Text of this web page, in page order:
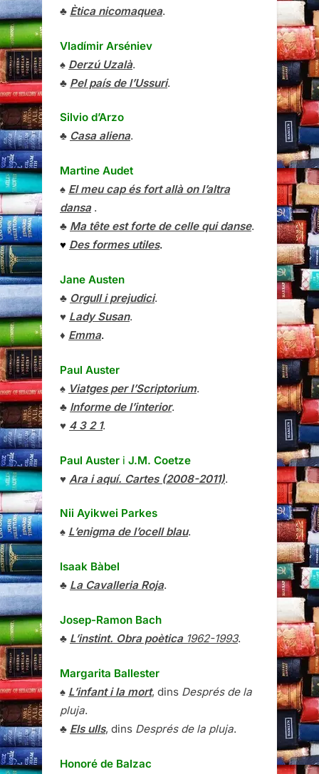
♣ Ètica nicomaquea.
Vladímir Arséniev
♠ Derzú Uzalà.
♣ Pel país de l’Ussuri.
Silvio d’Arzo
♣ Casa aliena.
Martine Audet
♠ El meu cap és fort allà on l’altra
dansa.
♣ Ma tête est forte de celle qui danse.
♥ Des formes utiles.
Jane Austen
♣ Orgull i prejudici.
♥ Lady Susan.
♦ Emma.
Paul Auster
♠ Viatges per l’Scriptorium.
♣ Informe de l’interior.
♥ 4 3 2 1.
Paul Auster i J.M. Coetze
♥ Ara i aquí. Cartes (2008-2011).
Nii Ayikwei Parkes
♠ L’enigma de l’ocell blau.
Isaak Bàbel
♣ La Cavalleria Roja.
Josep-Ramon Bach
♣ L’instint. Obra poètica1962-1993.
Margarita Ballester
♠ L’infant i la mort, dins Després de la
pluja.
♣ Els ulls, dins Després de la pluja.
Honoré de Balzac